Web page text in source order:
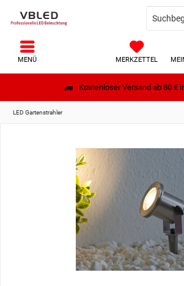
Kostenloser Versand ab 80 €
MERKZETTEL
MENÜ
LED Gartenstrahler